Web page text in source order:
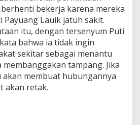
bekerja karena mereka
Lauik jatuh sakit.
itu, dengan tersenyum Puti
bahwa ia tidak ingin
sekitar sebagai menantu
membanggakan tampang. Jika
membuat hubungannya
akan retak.